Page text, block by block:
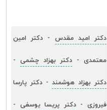
دکتر امید مقدس - دکتر امین
معتمدی- دکتر بهزاد چشمی -
دکتر بهزاد هوشمند - دکتر پارسا
فیروزی-دکتر پریسا یوسفی -